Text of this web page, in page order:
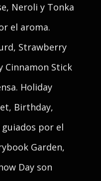
Neroli y Tonka
el aroma.
Strawberry
Cinnamon Stick
Holiday
Birthday,
por el
Garden,
Day son